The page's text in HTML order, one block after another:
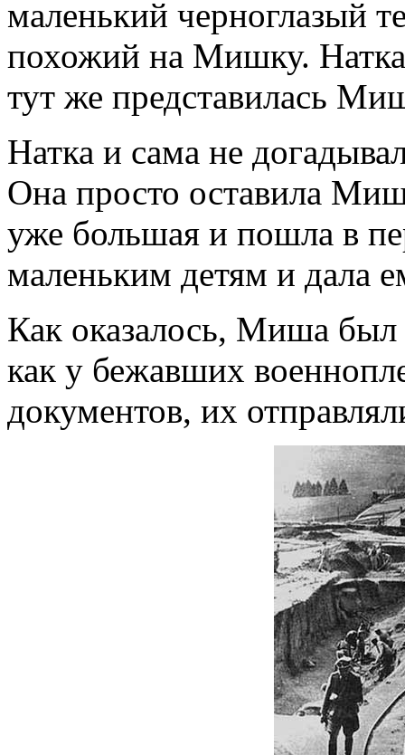
маленький черноглазый
похожий на Мишку. Натка
тут же представилась
Натка и сама не
Она просто оставила
уже большая и пошла в
маленьким детям и дала
Как оказалось, Миша был
как у бежавших
документов, их